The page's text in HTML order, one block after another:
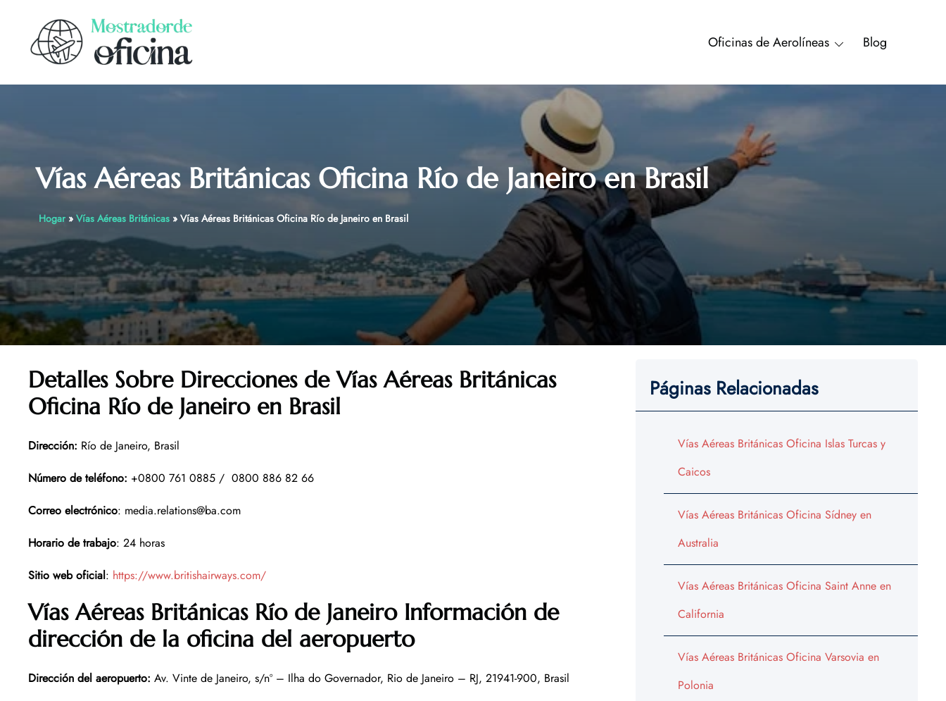
content
Oficinas de Aerolíneas Blog
Vías Aéreas Británicas Oficina Río de Janeiro en Brasil
Hogar» Vías Aéreas Británicas» Vías Aéreas Británicas Oficina Río de Janeiro en Brasil
Detalles Sobre Direcciones de Vías Aéreas Británicas
Oficina Río de Janeiro en Brasil
Dirección: Río de Janeiro, Brasil
Número de teléfono: +0800 761 0885 / 0800 886 82 66
Correo electrónico: media.relations@ba.com
Horario de trabajo: 24 horas
Sitio web oficial: https://www.britishairways.com/
Vías Aéreas Británicas Río de Janeiro Información de
dirección de la oficina del aeropuerto
Dirección del aeropuerto: Av. Vinte de Janeiro, s/nº – Ilha do Governador, Rio de Janeiro – RJ, 21941-900, Brasil
Páginas Relacionadas
Vías Aéreas Británicas Oficina Islas Turcas y
Caicos
Vías Aéreas Británicas Oficina Sídney en
Australia
Vías Aéreas Británicas Oficina Saint Anne en
California
Vías Aéreas Británicas Oficina Varsovia en
Polonia